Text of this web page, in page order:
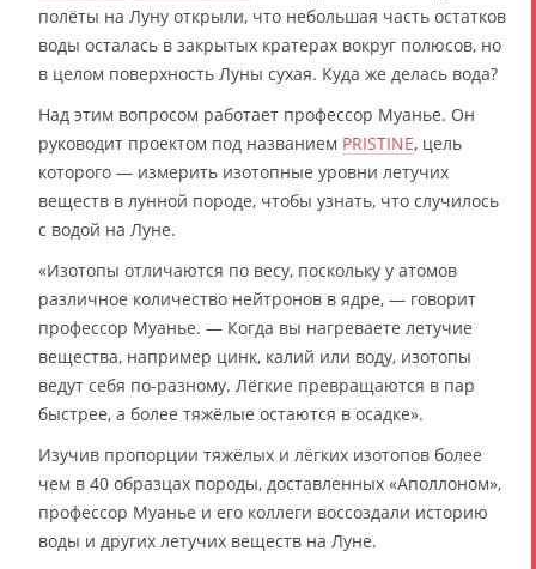
полёты на Луну открыли, что небольшая часть остатков
воды осталась в закрытых кратерах вокруг полюсов, но
в целом поверхность Луны сухая. Куда же делась вода?
Над этим вопросом работает профессор Муанье. Он
руководит проектом под названием PRISTINE, цель
которого — измерить изотопные уровни летучих
веществ в лунной породе, чтобы узнать, что случилось
с водой на Луне.
«Изотопы отличаются по весу, поскольку у атомов
различное количество нейтронов в ядре, — говорит
профессор Муанье. — Когда вы нагреваете летучие
вещества, например цинк, калий или воду, изотопы
ведут себя по-разному. Лёгкие превращаются в пар
быстрее, а более тяжёлые остаются в осадке».
Изучив пропорции тяжёлых и лёгких изотопов более
чем в 40 образцах породы, доставленных «Аполлоном»,
профессор Муанье и его коллеги воссоздали историю
воды и других летучих веществ на Луне.